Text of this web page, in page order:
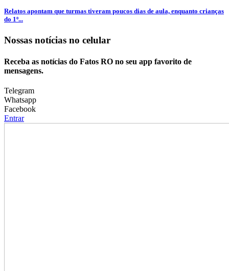
Relatos apontam que turmas tiveram poucos dias de aula, enquanto crianças
do 1º...
Nossas notícias no celular
Receba as notícias do Fatos RO no seu app favorito de
mensagens.
Telegram
Whatsapp
Facebook
Entrar